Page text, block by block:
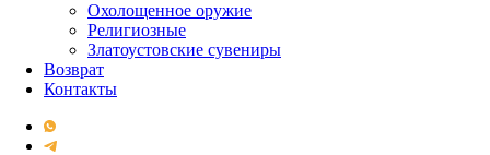
Охолощенное оружие
Религиозные
Златоустовские сувениры
Возврат
Контакты